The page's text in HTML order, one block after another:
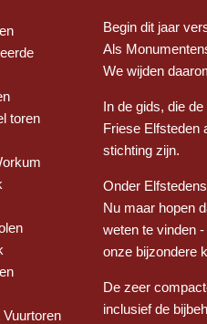
toren
Begin dit jaar
Als
We wijden
In de gids, die
Friese Elfsteden
stichting zijn.
Onder
Nu maar hopen
weten te vinden
onze bijzondere
De zeer
inclusief de